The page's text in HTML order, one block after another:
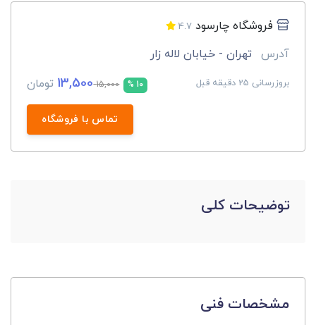
فروشگاه چارسود 4.7
آدرس تهران - خیابان لاله زار
بروزرسانی 25 دقیقه قبل 10 %
15,000
13,500 تومان
تماس با فروشگاه
توضیحات کلی
مشخصات فنی